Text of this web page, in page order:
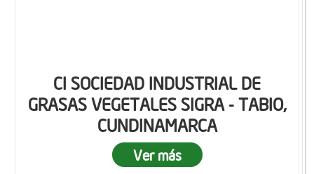
CI SOCIEDAD INDUSTRIAL DE
GRASAS VEGETALES SIGRA - TABIO,
CUNDINAMARCA
Ver más